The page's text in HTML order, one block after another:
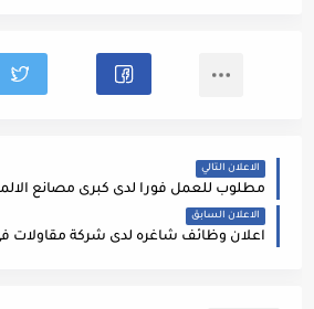
الاعلان التالي
الاعلان السابق